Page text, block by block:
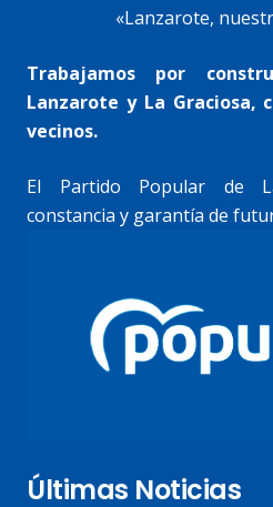
«Lanzarote,
Trabajamos por
Lanzarote y La Graciosa,
vecinos.
El Partido Popular de
constancia y garantía de
Últimas Noticias